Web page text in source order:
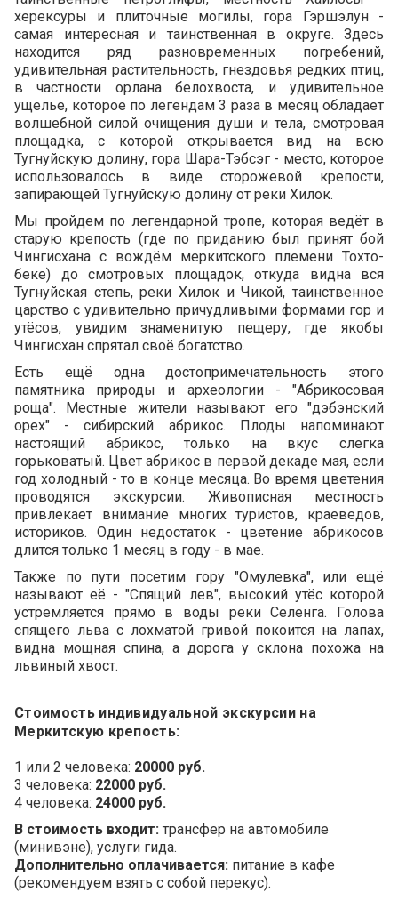
Агентствам
херексуры и плиточные могилы, гора Гэршэлун -
самая интересная и таинственная в округе. Здесь
находится ряд разновременных погребений,
удивительная растительность, гнездовья редких птиц,
в частности орлана белохвоста, и удивительное
ущелье, которое по легендам 3 раза в месяц обладает
волшебной силой очищения души и тела, смотровая
площадка, с которой открывается вид на всю
Тугнуйскую долину, гора Шара-Тэбсэг - место, которое
использовалось в виде сторожевой крепости,
запирающей Тугнуйскую долину от реки Хилок.
Мы пройдем по легендарной тропе, которая ведёт в
старую крепость (где по приданию был принят бой
Чингисхана с вождём меркитского племени Тохто-
беке) до смотровых площадок, откуда видна вся
Тугнуйская степь, реки Хилок и Чикой, таинственное
царство с удивительно причудливыми формами гор и
утёсов, увидим знаменитую пещеру, где якобы
Чингисхан спрятал своё богатство.
Есть ещё одна достопримечательность этого
памятника природы и археологии - "Абрикосовая
роща". Местные жители называют его "дэбэнский
орех" - сибирский абрикос. Плоды напоминают
настоящий абрикос, только на вкус cлегка
горьковатый. Цвет абрикос в первой декаде мая, если
год холодный - то в конце месяца. Во время цветения
проводятся экскурсии. Живописная местность
привлекает внимание многих туристов, краеведов,
историков. Один недостаток - цветение абрикосов
длится только 1 месяц в году - в мае.
Также по пути посетим гору "Омулевка", или ещё
называют её - "Спящий лев", высокий утёс которой
устремляется прямо в воды реки Селенга. Голова
спящего льва с лохматой гривой покоится на лапах,
видна мощная спина, а дорога у склона похожа на
львиный хвост.
Стоимость индивидуальной экскурсии на
Меркитскую крепость:
1 или 2 человека: 20000 руб.
3 человека: 22000 руб.
4 человека: 24000 руб.
В стоимость входит: трансфер на автомобиле
(минивэне), услуги гида.
Дополнительно оплачивается: питание в кафе
(рекомендуем взять с собой перекус).